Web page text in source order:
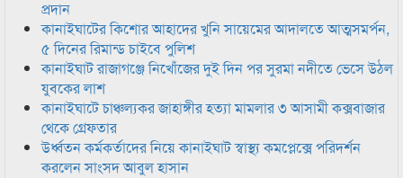
প্রদান
কানাইঘাটের কিশোর আহাদের খুনি সায়েমের আদালতে আত্মসমর্পন,
৫ দিনের রিমান্ড চাইবে পুলিশ
কানাইঘাট রাজাগঞ্জে নিখোঁজের দুই দিন পর সুরমা নদীতে ভেসে উঠল
যুবকের লাশ
কানাইঘাটে চাঞ্চল্যকর জাহাঙ্গীর হত্যা মামলার ৩ আসামী কক্সবাজার
থেকে গ্রেফতার
উর্ধ্বতন কর্মকর্তাদের নিয়ে কানাইঘাট স্বাস্থ্য কমপ্লেক্সে পরিদর্শন
করলেন সাংসদ আবুল হাসান